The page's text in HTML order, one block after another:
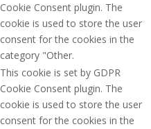
Cookie Consent plugin. The
cookie is used to store the user
consent for the cookies in the
category "Other.
This cookie is set by GDPR
Cookie Consent plugin. The
cookie is used to store the user
consent for the cookies in the